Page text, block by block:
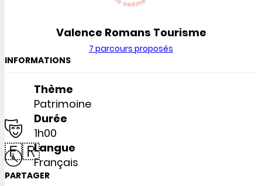
Valence Romans Tourisme
7 parcours proposés
INFORMATIONS
Thème
Patrimoine
Durée
1h00
🇫🇷Langue
Français
PARTAGER